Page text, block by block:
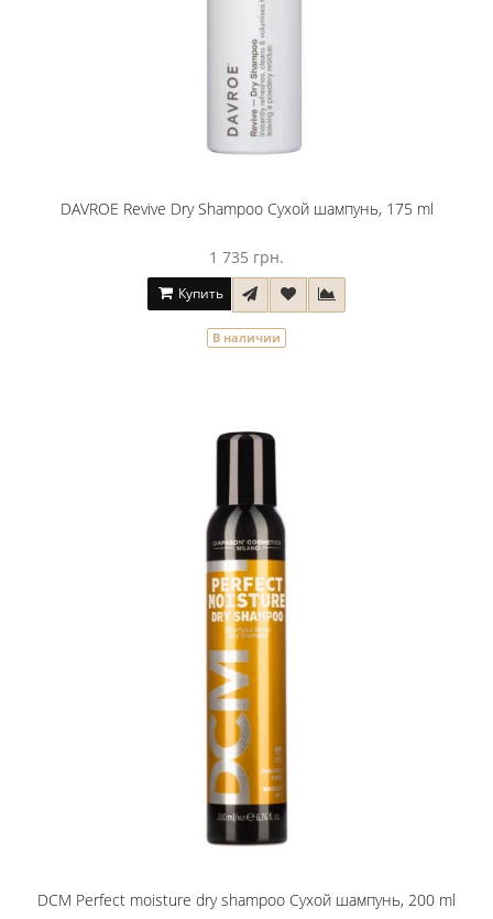
DAVROE Revive Dry Shampoo Сухой шампунь, 175 ml
1 735 грн.
Купить
В наличии
DCM Perfect moisture dry shampoo Сухой шампунь, 200 ml